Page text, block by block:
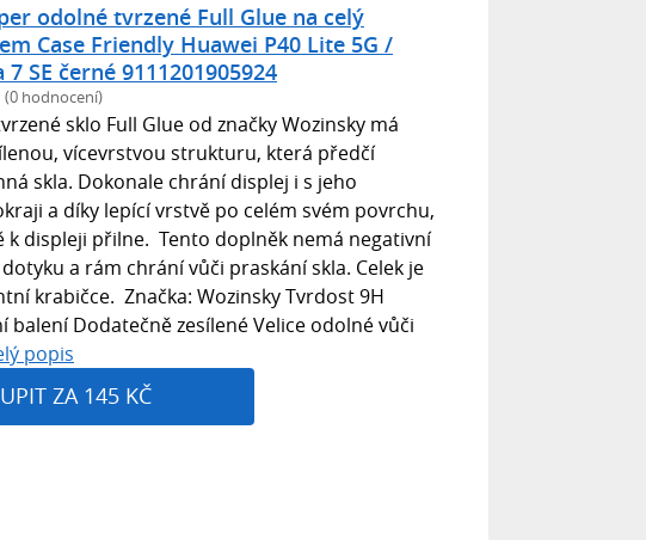
odolné tvrzené Full Glue na celý
Case Friendly Huawei P40 Lite 5G /
SE černé 9111201905924
(0 hodnocení)
sklo Full Glue od značky Wozinsky má
vícevrstvou strukturu, která předčí
skla. Dokonale chrání displej i s jeho
a díky lepící vrstvě po celém svém povrchu,
k displeji přilne. Tento doplněk nemá negativní
a rám chrání vůči praskání skla. Celek je
krabičce. Značka: Wozinsky Tvrdost 9H
balení Dodatečně zesílené Velice odolné vůči
popis
ZA 145 KČ